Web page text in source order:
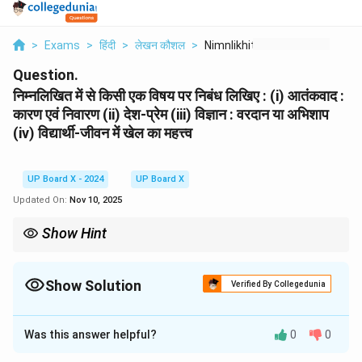
> Exams > हिंदी > लेखन कौशल > Nimnlikhit Men Se Ki...
Question.
निम्नलिखित में से किसी एक विषय पर निबंध लिखिए : (i) आतंकवाद :
कारण एवं निवारण (ii) देश-प्रेम (iii) विज्ञान : वरदान या अभिशाप
(iv) विद्यार्थी-जीवन में खेल का महत्त्व
UP Board X - 2024
UP Board X
Updated On: Nov 10, 2025
Show Hint
क्रमबद्ध और तार्किक रूप से प्रस्तुत करें। प्रभावशाली भाषा और उद्धरणों का प्रयोग
Show Solution Verified By Collegedunia
Solution and Explanation
विज्ञान : वरदान या अभिशाप
Was this answer helpful? 0 0